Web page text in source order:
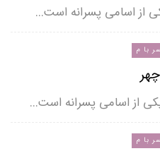
از اسامی پسرانه است…
با م
از اسامی پسرانه است…
با م